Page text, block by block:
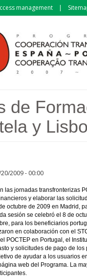
management
de
y
2009 - 00:00
las jornadas transfronterizas
y elaborar las
octubre de 2009 en Madrid,
sesión se celebró el 8 de
para los beneficiarios
en colaboración con el
POCTEP en Portugal, el
y solicitudes de pago de
de ayudar a los usuarios
web del Programa. La